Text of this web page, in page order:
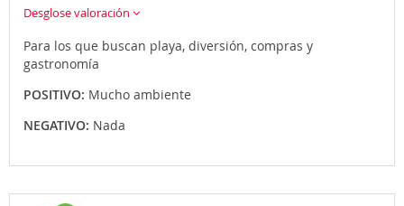
Desglose valoración
Para los que buscan playa, diversión, compras y
gastronomía
POSITIVO: Mucho ambiente
NEGATIVO: Nada